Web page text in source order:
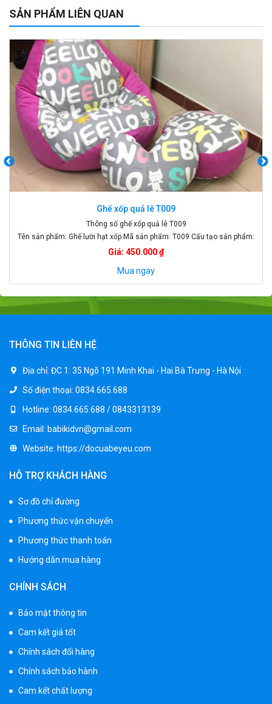
SẢN PHẨM LIÊN QUAN
Xe ô tô điện trẻ em AT6988
Xe ô tô điện trẻ em AT6988 được mô phỏng xe ô tô Land Rover
Discovery với chất nhựa cao cấp, bánh cao su, ghế bọc da, 4 bánh to
khỏe khoắn làm toát lên được đẳng cấp của các cậu ấm, cô chiêu khi
sở hữu một chiếc siêu xe phiên bản nhí. Xe […]
5.050.000 ₫
5.350.000 ₫
Mua ngay
-6%
THÔNG TIN LIÊN HỆ
Địa chỉ: ĐC 1: 35 Ngõ 191 Minh Khai - Hai Bà Trưng - Hà Nội
Số điện thoại: 0834.665.688
Hotline: 0834.665.688 / 0843313139
Email: babikidvn@gmail.com
Website: https://docuabeyeu.com
HỖ TRỢ KHÁCH HÀNG
Sơ đồ chỉ đường
Phương thức vận chuyển
Phương thức thanh toán
Hướng dẫn mua hàng
CHÍNH SÁCH
Bảo mật thông tin
Cam kết giá tốt
Chính sách đổi hàng
Chính sách bảo hành
Cam kết chất lượng